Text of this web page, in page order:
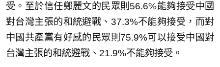
受。至於信任鄭麗文的民眾則56.6%能夠接受中國
對台灣主張的和統避戰、37.3%不能夠接受，而對
中國共產黨有好感的民眾則75.9%可以接受中國對
台灣主張的和統避戰、21.9%不能夠接受。